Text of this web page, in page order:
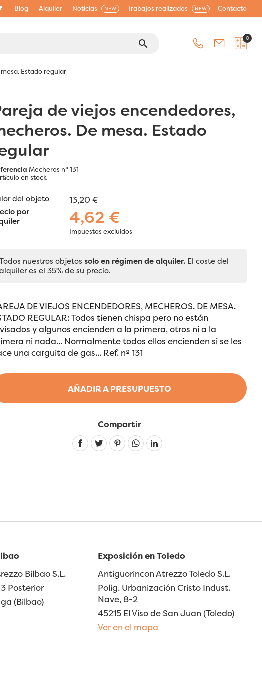
Blog Alquiler Noticias NEW Trabajos realizados NEW Contacto
search 0
Estado regular
de viejos encendedores,
De mesa. Estado
Mecheros nº 131
en stock
AÑADIR A PRESUPUESTO
del objeto 13,20 €
por
4,62 €
Impuestos excluidos
Todos nuestros objetos solo en régimen de alquiler. El coste del
alquiler es el 35% de su precio.
DE VIEJOS ENCENDEDORES, MECHEROS. DE MESA.
REGULAR: Todos tienen chispa pero no están
y algunos encienden a la primera, otros ni a la
ni nada... Normalmente todos ellos encienden si se les
una carguita de gas... Ref. nº 131
Compartir
Linkedin
Bilbao S.L.
Posterior
(Bilbao)
Exposición en Toledo
Antiguorincon Atrezzo Toledo S.L.
Polig. Urbanización Cristo Indust.
Nave, 8-2
45215 El Viso de San Juan (Toledo)
Ver en el mapa